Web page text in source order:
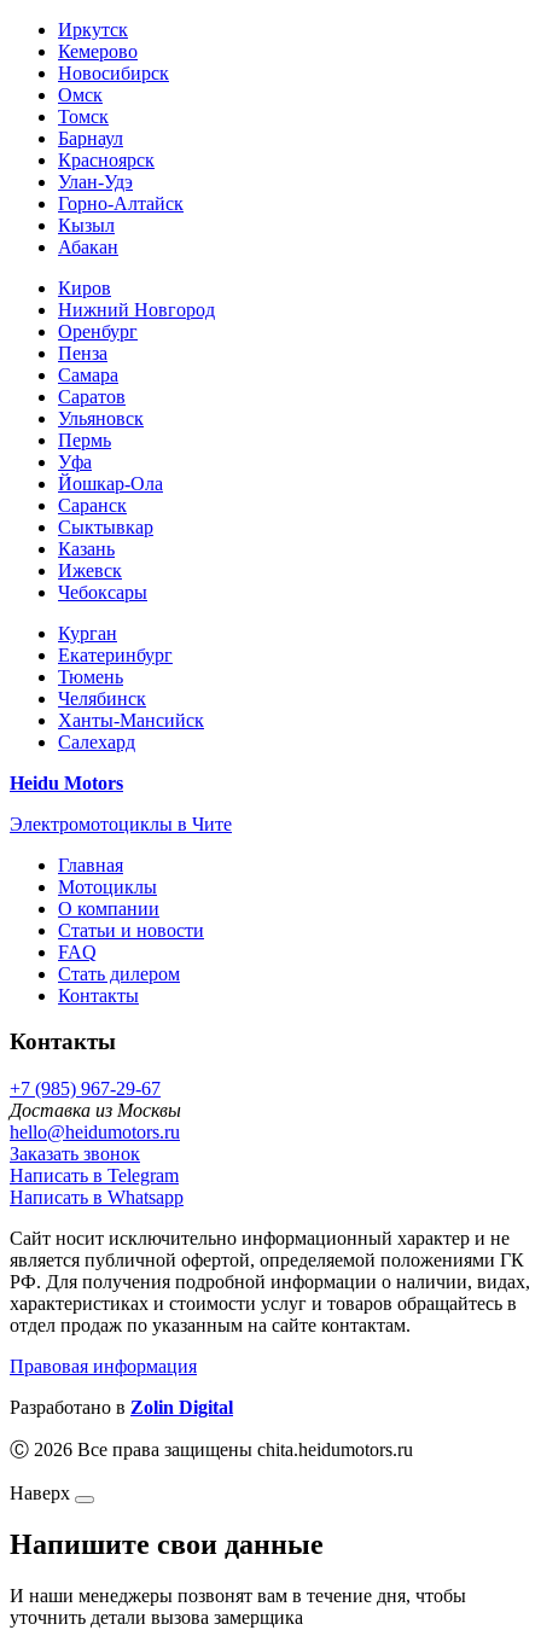
Иркутск
Кемерово
Новосибирск
Омск
Томск
Барнаул
Красноярск
Улан-Удэ
Горно-Алтайск
Кызыл
Абакан
Киров
Нижний Новгород
Оренбург
Пенза
Самара
Саратов
Ульяновск
Пермь
Уфа
Йошкар-Ола
Саранск
Сыктывкар
Казань
Ижевск
Чебоксары
Курган
Екатеринбург
Тюмень
Челябинск
Ханты-Мансийск
Салехард
Heidu Motors
Электромотоциклы в Чите
Главная
Мотоциклы
О компании
Статьи и новости
FAQ
Стать дилером
Контакты
Контакты
+7 (985) 967-29-67
Доставка из Москвы
hello@heidumotors.ru
Заказать звонок
Написать в Telegram
Написать в Whatsapp
Сайт носит исключительно информационный характер и не
является публичной офертой, определяемой положениями ГК
РФ. Для получения подробной информации о наличии, видах,
характеристиках и стоимости услуг и товаров обращайтесь в
отдел продаж по указанным на сайте контактам.
Правовая информация
Разработано в Zolin Digital
Ⓒ 2026 Все права защищены chita.heidumotors.ru
Наверх
Напишите свои данные
И наши менеджеры позвонят вам в течение дня, чтобы
уточнить детали вызова замерщика